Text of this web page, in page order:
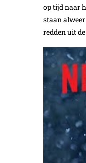
op tijd naar
staan
redden uit